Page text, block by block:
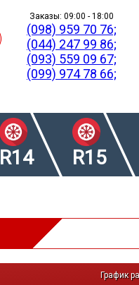
Заказы: 09:00 - 18:00
(098) 959 70 76;
(044) 247 99 86;
(093) 559 09 67;
(099) 974 78 66;
R14 R15
График